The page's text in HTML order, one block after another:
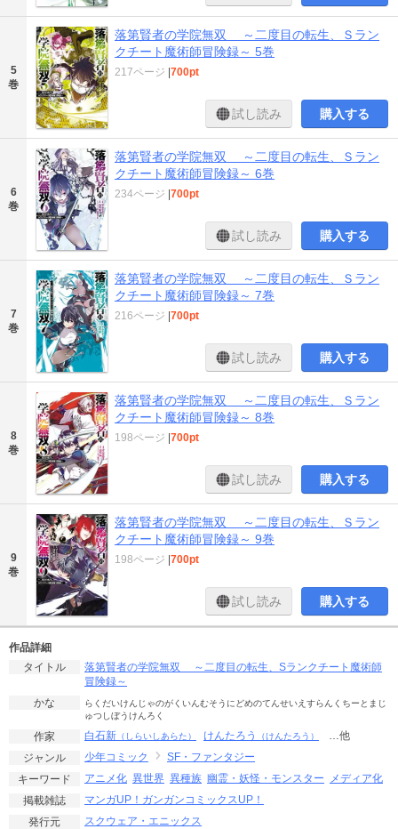
5
巻
落第賢者の学院無双 ～二度目の転生、Ｓラン
クチート魔術師冒険録～ 5巻
217ページ 700pt
試し読み 購入する
6
巻
落第賢者の学院無双 ～二度目の転生、Ｓラン
クチート魔術師冒険録～ 6巻
234ページ 700pt
試し読み 購入する
7
巻
落第賢者の学院無双 ～二度目の転生、Ｓラン
クチート魔術師冒険録～ 7巻
216ページ 700pt
試し読み 購入する
8
巻
落第賢者の学院無双 ～二度目の転生、Ｓラン
クチート魔術師冒険録～ 8巻
198ページ 700pt
試し読み 購入する
9
巻
落第賢者の学院無双 ～二度目の転生、Ｓラン
クチート魔術師冒険録～ 9巻
198ページ 700pt
試し読み 購入する
作品詳細
タイトル
落第賢者の学院無双 ～二度目の転生、Sランクチート魔術師
冒険録～
かな
らくだいけんじゃのがくいんむそうにどめのてんせいえすらんくちーとまじ
ゅつしぼうけんろく
作家 白石新 （しらいしあらた） けんたろう （けんたろう）
…他
ジャンル
少年コミック
SF・ファンタジー
キーワード
アニメ化 異世界 異種族 幽霊・妖怪・モンスター
メディア化
掲載雑誌
マンガUP！ ガンガンコミックスUP！
発行元
スクウェア・エニックス